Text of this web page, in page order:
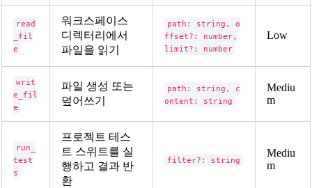
read
_fil
e
워크스페이스
디렉터리에서
파일을 읽기
path: string, o
ffset?: number,
limit?: number
Low
writ
e_fil
e
파일 생성 또는
덮어쓰기
path: string, c
ontent: string
Mediu
m
run_
test
s
프로젝트 테스
트 스위트를 실
행하고 결과 반
환
filter?: string
Mediu
m